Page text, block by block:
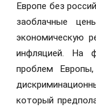
Европе без
заоблачные
экономическую
инфляцией. На
проблем
который